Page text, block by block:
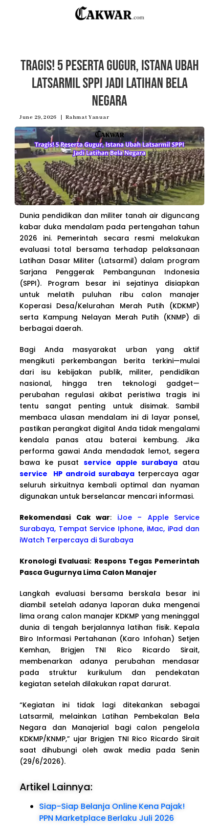
Tragis! 5 Peserta Gugur, Istana Ubah
Latsarmil SPPI Jadi Latihan Bela
Negara
June 29, 2026 Rahmat Yanuar
Dunia pendidikan dan militer tanah air diguncang
kabar duka mendalam pada pertengahan tahun
2026 ini. Pemerintah secara resmi melakukan
evaluasi total bersama terhadap pelaksanaan
Latihan Dasar Militer (Latsarmil) dalam program
Sarjana Penggerak Pembangunan Indonesia
(SPPI). Program besar ini sejatinya disiapkan
untuk melatih puluhan ribu calon manajer
Koperasi Desa/Kelurahan Merah Putih (KDKMP)
serta Kampung Nelayan Merah Putih (KNMP) di
berbagai daerah.
Bagi Anda masyarakat urban yang aktif
mengikuti perkembangan berita terkini—mulai
dari isu kebijakan publik, militer, pendidikan
nasional, hingga tren teknologi gadget—
perubahan regulasi akibat peristiwa tragis ini
tentu sangat penting untuk disimak. Sambil
membaca ulasan mendalam ini di layar ponsel,
pastikan perangkat digital Anda tidak mengalami
kendala panas atau baterai kembung. Jika
performa gawai Anda mendadak lemot, segera
bawa ke pusat service apple surabaya atau
service HP android surabaya terpercaya agar
seluruh sirkuitnya kembali optimal dan nyaman
digunakan untuk berselancar mencari informasi.
Rekomendasi Cak war: iJoe – Apple Service
Surabaya, Tempat Service Iphone, iMac, iPad dan
iWatch Terpercaya di Surabaya
Kronologi Evaluasi: Respons Tegas Pemerintah
Pasca Gugurnya Lima Calon Manajer
Langkah evaluasi bersama berskala besar ini
diambil setelah adanya laporan duka mengenai
lima orang calon manajer KDKMP yang meninggal
dunia di tengah berjalannya latihan fisik. Kepala
Biro Informasi Pertahanan (Karo Infohan) Setjen
Kemhan, Brigjen TNI Rico Ricardo Sirait,
membenarkan adanya perubahan mendasar
pada struktur kurikulum dan pendekatan
kegiatan setelah dilakukan rapat darurat.
“Kegiatan ini tidak lagi ditekankan sebagai
Latsarmil, melainkan Latihan Pembekalan Bela
Negara dan Manajerial bagi calon pengelola
KDKMP/KNMP,” ujar Brigjen TNI Rico Ricardo Sirait
saat dihubungi oleh awak media pada Senin
(29/6/2026).
Artikel Lainnya:
Siap-Siap Belanja Online Kena Pajak!
PPN Marketplace Berlaku Juli 2026